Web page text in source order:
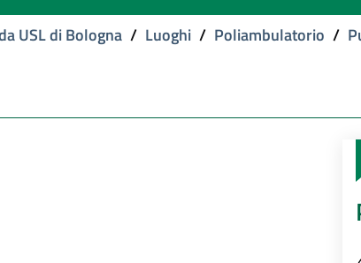
USL di Bologna / Luoghi / Poliambulatorio /